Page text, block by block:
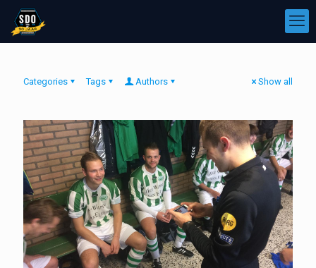
Categories Tags Authors Show all